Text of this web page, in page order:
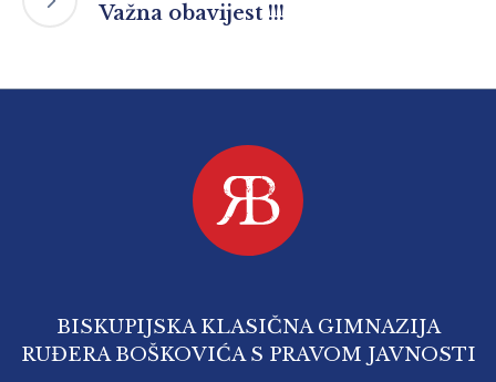
Važna obavijest !!!
BISKUPIJSKA KLASIČNA GIMNAZIJA
RUĐERA BOŠKOVIĆA S PRAVOM JAVNOSTI